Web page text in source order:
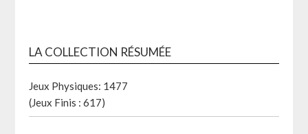
LA COLLECTION RÉSUMÉE
Jeux Physiques: 1477
(Jeux Finis : 617)